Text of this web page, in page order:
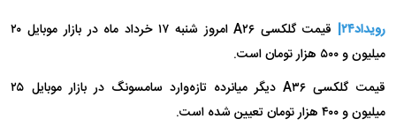
رویداد۲۴|
قیمت گلکسی A۲۶ امروز شنبه ۱۷ خرداد ماه در بازار موبایل ۲۰
میلیون و ۵۰۰ هزار تومان است.
قیمت گلکسی A۳۶ دیگر میانرده تازه‌وارد سامسونگ در بازار موبایل ۲۵
میلیون و ۴۰۰ هزار تومان تعیین شده است.